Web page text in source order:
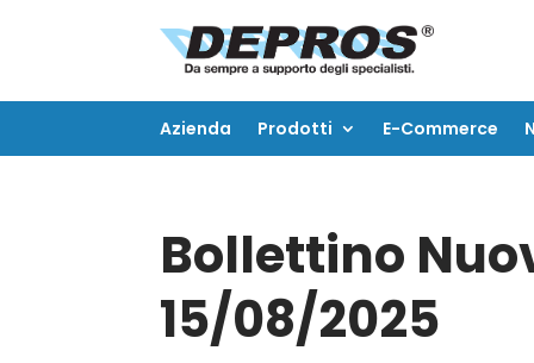
Azienda Prodotti E-Commerce
Azienda Prodotti E-Commerce
Bollettino
15/08/2025